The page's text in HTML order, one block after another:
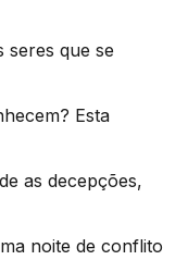
seres que se
Esta
as decepções,
noite de conflito